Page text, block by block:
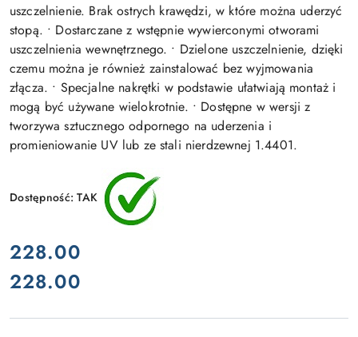
uszczelnienie. Brak ostrych krawędzi, w które można uderzyć
stopą. • Dostarczane z wstępnie wywierconymi otworami
uszczelnienia wewnętrznego. • Dzielone uszczelnienie, dzięki
czemu można je również zainstalować bez wyjmowania
złącza. • Specjalne nakrętki w podstawie ułatwiają montaż i
mogą być używane wielokrotnie. • Dostępne w wersji z
tworzywa sztucznego odpornego na uderzenia i
promieniowanie UV lub ze stali nierdzewnej 1.4401.
Dostępność:TAK
cena:
228.00
Cena:
228.00